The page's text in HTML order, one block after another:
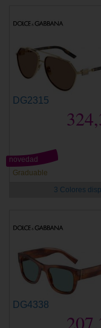
DG2315
Graduable
novedad
3 Colores
DG4338